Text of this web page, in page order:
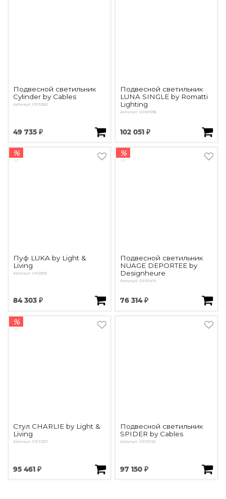
Подвесной светильник
Cylinder by Cables
Артикул: OPD350
49 735 ₽
Подвесной светильник
LUNA SINGLE by Romatti
Lighting
Артикул: OPD1938
102 051 ₽
%
Пуф LUKA by Light &
Living
Артикул: OK2306
84 303 ₽
%
Подвесной светильник
NUAGE DEPORTEE by
Designheure
Артикул: OPD1419
76 314 ₽
%
Стул CHARLIE by Light &
Living
Артикул: OST2211
95 461 ₽
Подвесной светильник
SPIDER by Cables
Артикул: OPD1122
97 150 ₽